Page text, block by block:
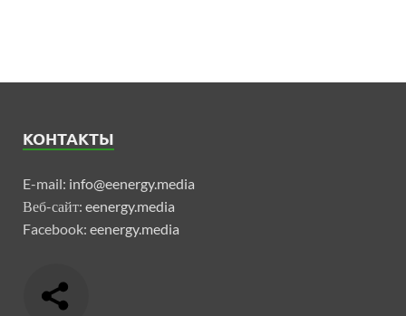
КОНТАКТЫ
E-mail: info@eenergy.media
Веб-сайт: eenergy.media
Facebook: eenergy.media